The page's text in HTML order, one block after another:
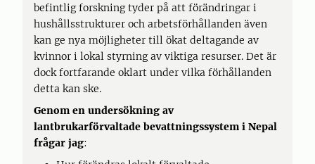
befintlig forskning tyder på att förändringar i
hushållsstrukturer och arbetsförhållanden även
kan ge nya möjligheter till ökat deltagande av
kvinnor i lokal styrning av viktiga resurser. Det är
dock fortfarande oklart under vilka förhållanden
detta kan ske.
Genom en undersökning av
lantbrukarförvaltade bevattningssystem i Nepal
frågar jag: